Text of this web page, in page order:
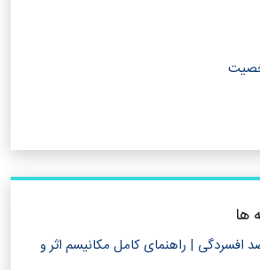
ها
افسردگی | راهنمای کامل مکانیسم اثر و